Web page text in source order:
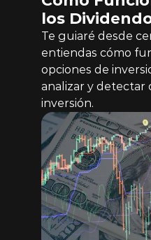
los
Te guiaré desde
entiendas cómo
opciones de
analizar y detectar
inversión.